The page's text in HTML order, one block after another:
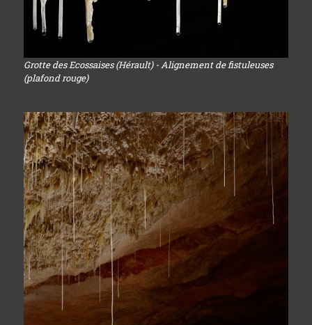
Grotte des Ecossaises (Hérault) - Alignement de fistuleuses
(plafond rouge)